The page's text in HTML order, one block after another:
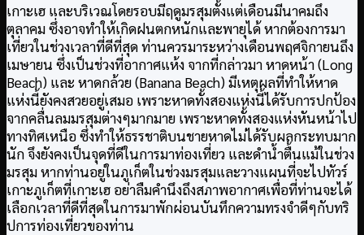
เกาะเฮ และบริเวณโดยรอบมีฤดูมรสุมตั้งแต่เดือนมีนาคมถึง
ตุลาคม ซึ่งอาจทำให้เกิดฝนตกหนักและพายุได้ หากต้องการมา
เที่ยวในช่วงเวลาที่ดีที่สุด ท่านควรมาระหว่างเดือนพฤศจิกายนถึง
เมษายน ซึ่งเป็นช่วงที่อากาศแห้ง จากที่กล่าวมา หาดหน้า (Long
Beach) และ หาดกล้วย (Banana Beach) มีเหตุผลที่ทำให้หาด
แห่งนี้ยังคงสวยอยู่เสมอ เพราะหาดทั้งสองแห่งนี้ได้รับการปกป้อง
จากคลื่นลมมรสุมต่างๆมากมาย เพราะหาดทั้งสองแห่งหันหน้าไป
ทางทิศเหนือ ซึ่งทำให้ธรรชาติบนชายหาดไม่ได้รับผลกระทบมาก
นัก จึงยังคงเป็นจุดที่ดีในการมาท่องเที่ยว และดำน้ำตื้นแม้ในช่วง
มรสุม หากท่านอยู่ในภูเก็ตในช่วงมรสุมและวางแผนที่จะไปทัวร์
เกาะภูเก็ตที่เกาะเฮ อย่าลืมคำนึงถึงสภาพอากาศเพื่อที่ท่านจะได้
เลือกเวลาที่ดีที่สุดในการมาพักผ่อนบันทึกความทรงจำดีๆกับทริ
ปการท่องเที่ยวของท่าน